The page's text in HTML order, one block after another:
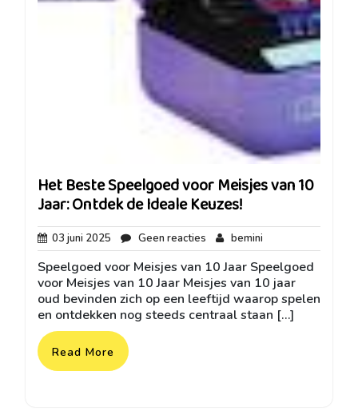
Het Beste Speelgoed voor Meisjes van 10
Jaar: Ontdek de Ideale Keuzes!
03 juni 2025 03
juni
2025
Geen reacties Geen
reacties
bemini
Speelgoed voor Meisjes van 10 Jaar Speelgoed
voor Meisjes van 10 Jaar Meisjes van 10 jaar
oud bevinden zich op een leeftijd waarop spelen
en ontdekken nog steeds centraal staan […]
Read More